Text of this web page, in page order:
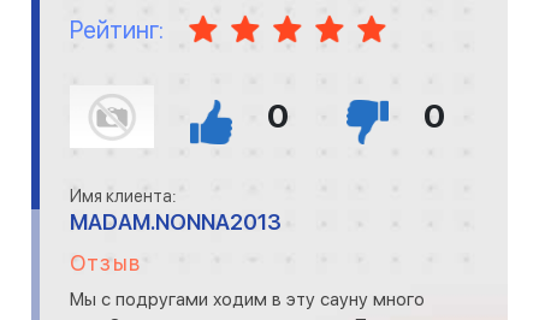
Рейтинг:
0 0
Имя клиента:
MADAM.NONNA2013
Отзыв
Мы с подругами ходим в эту сауну много